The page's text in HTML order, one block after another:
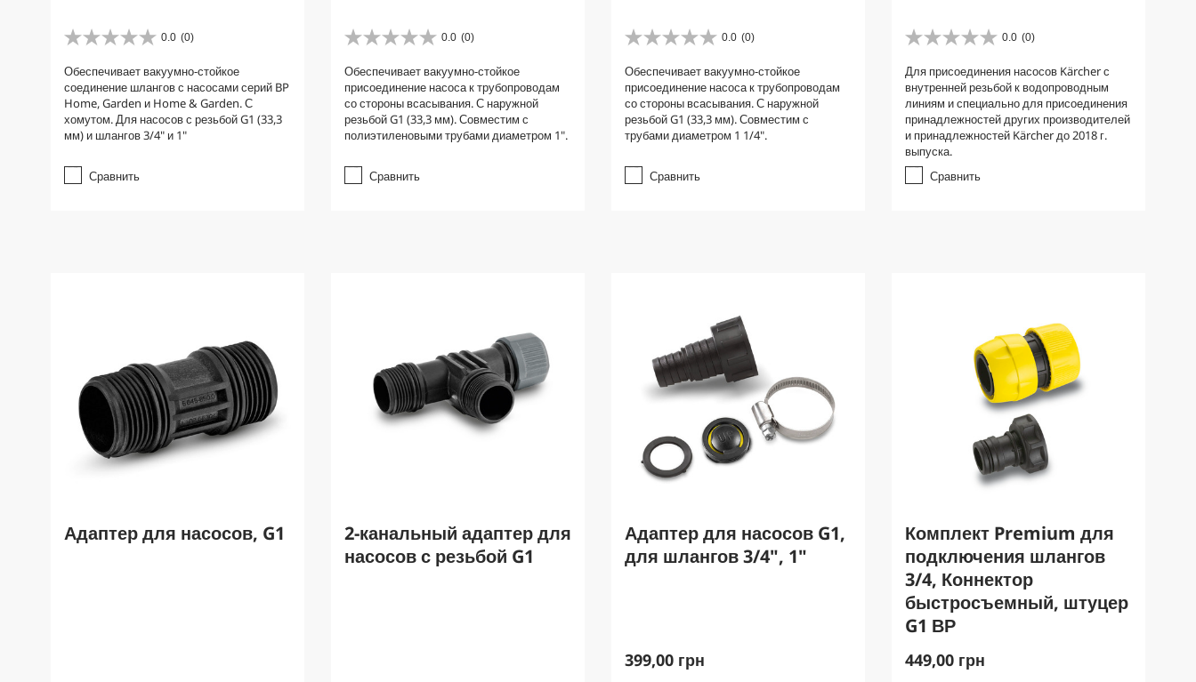
0.0 (0)
0
0
и
з
5
з
з
Обеспечивает вакуумно-стойкое
соединение шлангов с насосами серий BP
Home, Garden и Home & Garden. С
хомутом. Для насосов с резьбой G1 (33,3
мм) и шлангов 3/4" и 1"
Сравнить
0.0 (0)
0
0
и
з
5
з
з
Обеспечивает вакуумно-стойкое
присоединение насоса к трубопроводам
со стороны всасывания. С наружной
резьбой G1 (33,3 мм). Совместим с
полиэтиленовыми трубами диаметром 1".
Сравнить
0.0 (0)
0
0
и
з
5
з
з
Обеспечивает вакуумно-стойкое
присоединение насоса к трубопроводам
со стороны всасывания. С наружной
резьбой G1 (33,3 мм). Совместим с
трубами диаметром 1 1/4".
Сравнить
0.0 (0)
0
0
и
з
5
з
в
з
Для присоединения насосов Kärcher с
внутренней резьбой к водопроводным
линиям и специально для присоединения
принадлежностей других производителей
и принадлежностей Kärcher до 2018 г.
выпуска.
Сравнить
Адаптер для насосов, G1
2-канальный адаптер для
насосов с резьбой G1
Адаптер для насосов G1,
для шлангов 3/4", 1"
C
399,00 грн
Комплект Premium для
подключения шлангов
3/4, Коннектор
быстросъемный, штуцер
G1 ВР
C
449,00 грн